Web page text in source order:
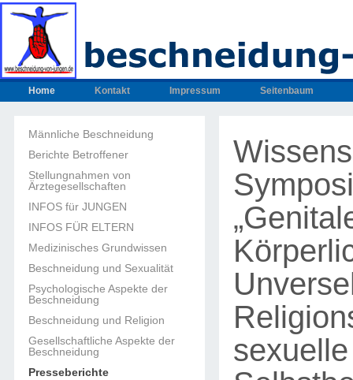
Home Kontakt Impressum Seitenbaum
Männliche Beschneidung
Berichte Betroffener
Stellungnahmen von
Ärztegesellschaften
INFOS für JUNGEN
INFOS FÜR ELTERN
Medizinisches Grundwissen
Beschneidung und Sexualität
Psychologische Aspekte der
Beschneidung
Beschneidung und Religion
Gesellschaftliche Aspekte der
Beschneidung
Presseberichte
sexuelle